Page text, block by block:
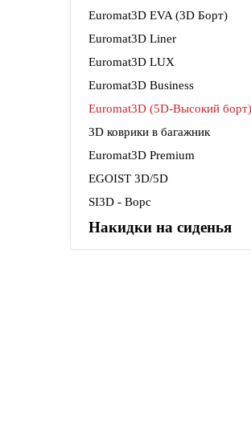
Euromat3D EVA (3D Борт)
Euromat3D Liner
Euromat3D LUX
Euromat3D Business
Euromat3D (5D-Высокий борт)
3D коврики в багажник
Euromat3D Premium
EGOIST 3D/5D
SI3D - Ворс
Накидки на сиденья